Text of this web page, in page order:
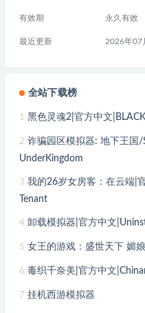
有效期 永久有效
最近更新 2026年07
全站下载榜
1 黑色灵魂2|官方中文|BLACK
2 诈骗园区模拟器: 地下王国/
UnderKingdom
3 我的26岁女房客：在云端|
Tenant
4 卸载模拟器|官方中文
5 女王的游戏：盛世天下 媚
6 毒织千奈美|官方中文
7 挂机西游模拟器